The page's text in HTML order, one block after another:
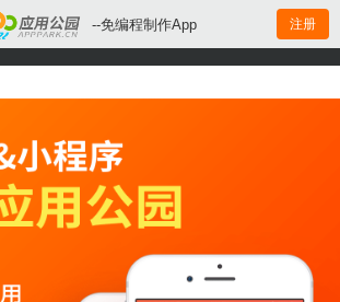
--免编程制作App 注册